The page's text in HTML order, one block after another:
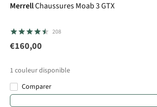
MerrellChaussures Moab 3 GTX
208
€160,00
1 couleur disponible
Comparer